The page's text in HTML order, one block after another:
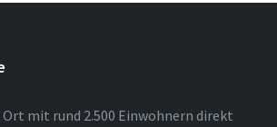
mit rund 2.500 Einwohnern direkt